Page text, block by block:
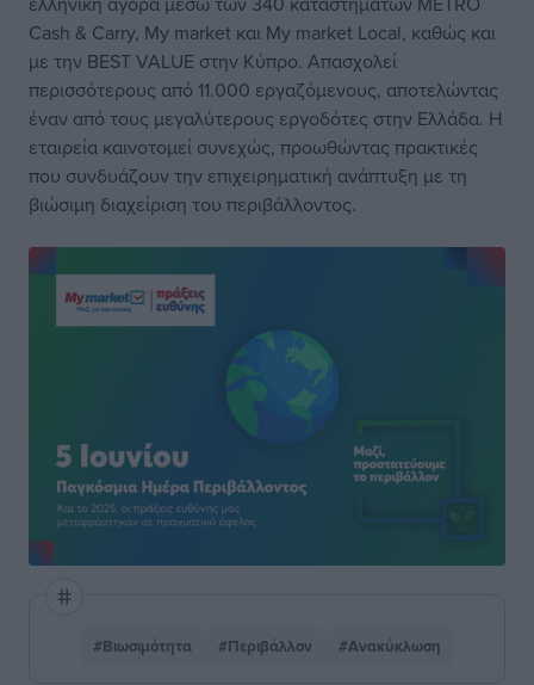
Cash & Carry, My market και My market Local, καθώς και
με την BEST VALUE στην Κύπρο. Απασχολεί
περισσότερους από 11.000 εργαζόμενους, αποτελώντας
έναν από τους μεγαλύτερους εργοδότες στην Ελλάδα. Η
εταιρεία καινοτομεί συνεχώς, προωθώντας πρακτικές
που συνδυάζουν την επιχειρηματική ανάπτυξη με τη
βιώσιμη διαχείριση του περιβάλλοντος.
#Βιωσιμότητα #Περιβάλλον #Ανακύκλωση